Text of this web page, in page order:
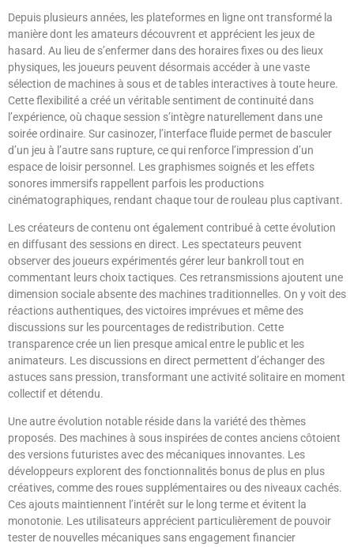
Depuis plusieurs années, les plateformes en ligne ont transformé la
manière dont les amateurs découvrent et apprécient les jeux de
hasard. Au lieu de s’enfermer dans des horaires fixes ou des lieux
physiques, les joueurs peuvent désormais accéder à une vaste
sélection de machines à sous et de tables interactives à toute heure.
Cette flexibilité a créé un véritable sentiment de continuité dans
l’expérience, où chaque session s’intègre naturellement dans une
soirée ordinaire. Sur casinozer, l’interface fluide permet de basculer
d’un jeu à l’autre sans rupture, ce qui renforce l’impression d’un
espace de loisir personnel. Les graphismes soignés et les effets
sonores immersifs rappellent parfois les productions
cinématographiques, rendant chaque tour de rouleau plus captivant.
Les créateurs de contenu ont également contribué à cette évolution
en diffusant des sessions en direct. Les spectateurs peuvent
observer des joueurs expérimentés gérer leur bankroll tout en
commentant leurs choix tactiques. Ces retransmissions ajoutent une
dimension sociale absente des machines traditionnelles. On y voit des
réactions authentiques, des victoires imprévues et même des
discussions sur les pourcentages de redistribution. Cette
transparence crée un lien presque amical entre le public et les
animateurs. Les discussions en direct permettent d’échanger des
astuces sans pression, transformant une activité solitaire en moment
collectif et détendu.
Une autre évolution notable réside dans la variété des thèmes
proposés. Des machines à sous inspirées de contes anciens côtoient
des versions futuristes avec des mécaniques innovantes. Les
développeurs explorent des fonctionnalités bonus de plus en plus
créatives, comme des roues supplémentaires ou des niveaux cachés.
Ces ajouts maintiennent l’intérêt sur le long terme et évitent la
monotonie. Les utilisateurs apprécient particulièrement de pouvoir
tester de nouvelles mécaniques sans engagement financier